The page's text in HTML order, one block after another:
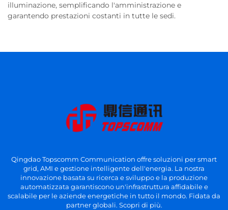
illuminazione, semplificando l'amministrazione e
garantendo prestazioni costanti in tutte le sedi.
Qingdao Topscomm Communication offre soluzioni per smart
grid, AMI e gestione intelligente dell'energia. La nostra
innovazione basata su ricerca e sviluppo e la produzione
automatizzata garantiscono un'infrastruttura affidabile e
scalabile per le aziende energetiche in tutto il mondo. Fidata da
partner globali. Scopri di più.